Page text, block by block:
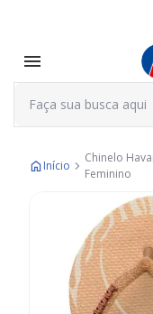
Início
Chinelo
Feminino